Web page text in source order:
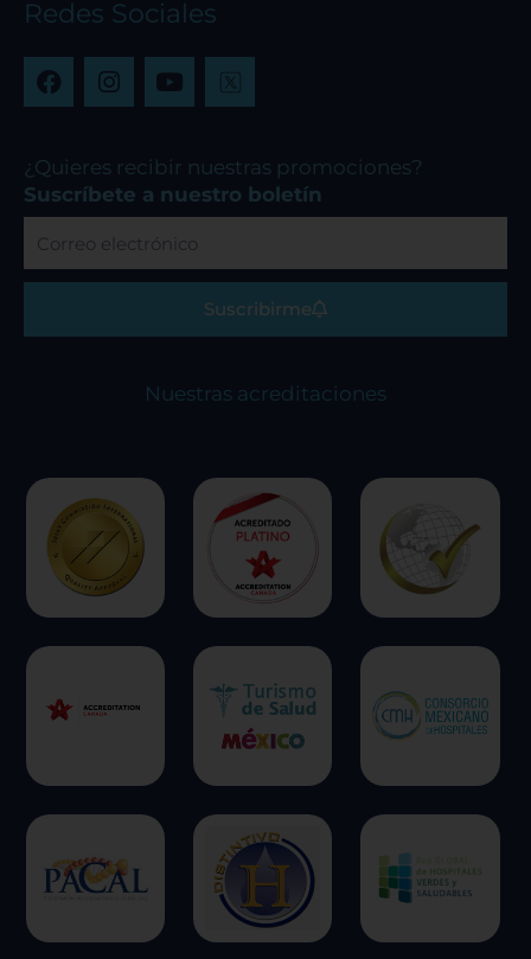
Redes Sociales
F
a
b
o
o
k
I
n
a
g
r
a
m
Y
o
u
b
e
¿Quieres recibir nuestras promociones?
Suscríbete a nuestro boletín
electrónico
Suscribirme
Nuestras acreditaciones